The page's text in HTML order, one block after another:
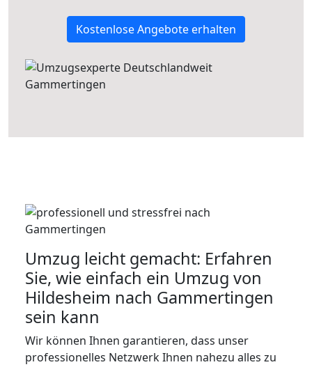
Kostenlose Angebote erhalten
Umzug leicht gemacht: Erfahren
Sie, wie einfach ein Umzug von
Hildesheim nach Gammertingen
sein kann
Wir können Ihnen garantieren, dass unser
professionelles Netzwerk Ihnen nahezu alles zu